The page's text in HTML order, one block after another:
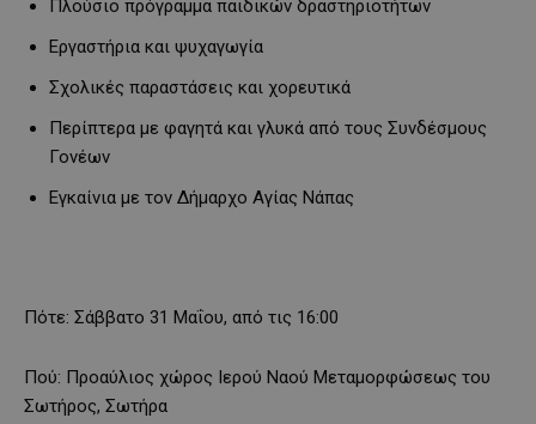
Πλούσιο πρόγραμμα παιδικών δραστηριοτήτων
Εργαστήρια και ψυχαγωγία
Σχολικές παραστάσεις και χορευτικά
Περίπτερα με φαγητά και γλυκά από τους Συνδέσμους
Γονέων
Εγκαίνια με τον Δήμαρχο Αγίας Νάπας
Πότε: Σάββατο 31 Μαΐου, από τις 16:00
Πού: Προαύλιος χώρος Ιερού Ναού Μεταμορφώσεως του
Σωτήρος, Σωτήρα